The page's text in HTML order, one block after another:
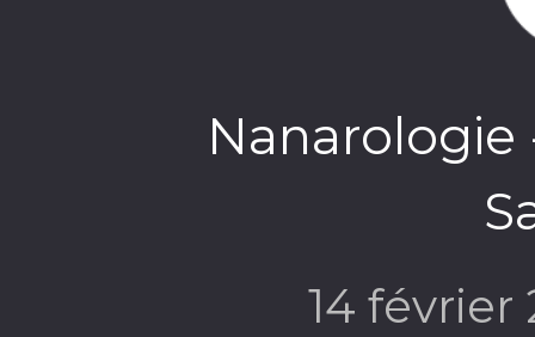
Nanarologie
14 février